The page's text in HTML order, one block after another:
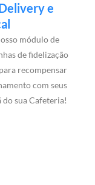
e
módulo de
de fidelização
recompensar
com seus
sua Cafeteria!